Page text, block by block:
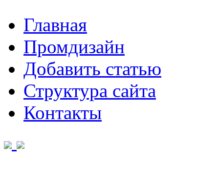
Главная
Промдизайн
Добавить статью
Структура сайта
Контакты